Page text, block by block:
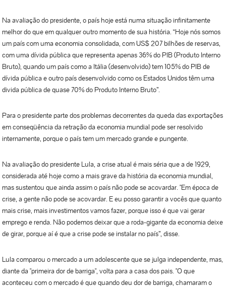
Na avaliação do presidente, o país hoje está numa situação infinitamente
melhor do que em qualquer outro momento de sua história. “Hoje nós somos
um país com uma economia consolidada, com US$ 207 bilhões de reservas,
com uma dívida pública que representa apenas 36% do PIB (Produto Interno
Bruto), quando um país como a Itália (desenvolvido) tem 105% do PIB de
dívida pública e outro país desenvolvido como os Estados Unidos têm uma
divida pública de quase 70% do Produto Interno Bruto”.
Para o presidente parte dos problemas decorrentes da queda das exportações
em conseqüência da retração da economia mundial pode ser resolvido
internamente, porque o país tem um mercado grande e pungente.
Na avaliação do presidente Lula, a crise atual é mais séria que a de 1929,
considerada até hoje como a mais grave da história da economia mundial,
mas sustentou que ainda assim o país não pode se acovardar. "Em época de
crise, a gente não pode se acovardar. E eu posso garantir a vocês que quanto
mais crise, mais investimentos vamos fazer, porque isso é que vai gerar
emprego e renda. Não podemos deixar que a roda-gigante da economia deixe
de girar, porque aí é que a crise pode se instalar no país”, disse.
Lula comparou o mercado a um adolescente que se julga independente, mas,
diante da "primeira dor de barriga", volta para a casa dos pais. "O que
aconteceu com o mercado é que quando deu dor de barriga, chamaram o